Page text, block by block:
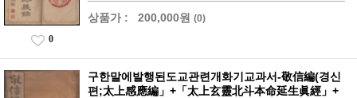
상품가 : 200,000원 (0)
0
구한말에발행된도교관련개화기교과서-敬信編(경신
편;太上感應編」+「太上玄靈北斗本命延生眞經」+